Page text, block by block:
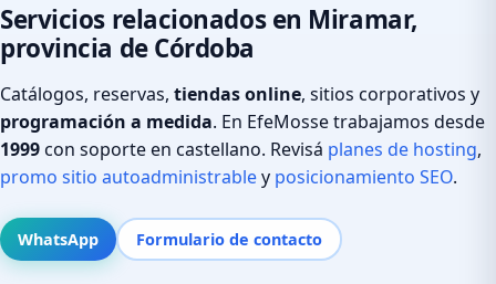
Servicios relacionados en Miramar,
provincia de Córdoba
Catálogos, reservas, tiendas online, sitios corporativos y
programación a medida. En EfeMosse trabajamos desde
1999con soporte en castellano. Revisá planes de hosting,
promo sitio autoadministrabley posicionamiento SEO.
WhatsApp Formulario de contacto